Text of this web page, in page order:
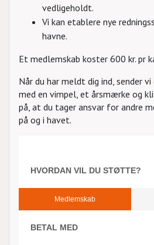
vedligeholdt.
Vi kan etablere nye
havne.
Et medlemskab koster 600 kr. pr
Når du har meldt dig ind, sender
med en vimpel, et årsmærke og
på, at du tager ansvar for andre
på og i havet.